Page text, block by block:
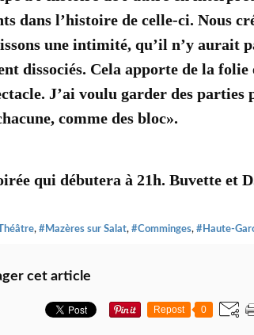
dans l’histoire de celle-ci. Nous
une intimité, qu’il n’y aurait
dissociés. Cela apporte de la folie
J’ai voulu garder des parties
comme des bloc».
qui débutera à 21h. Buvette et
, #Mazères sur Salat, #Comminges, #Haute-
cet article
Repost 0